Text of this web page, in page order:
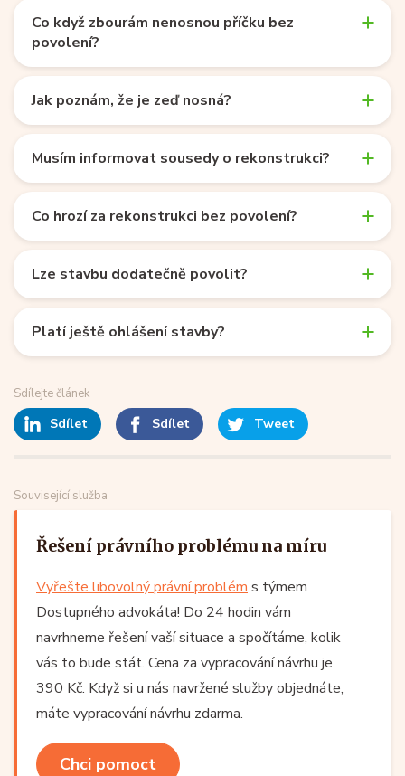
Co když zbourám nenosnou příčku bez
povolení?
Jak poznám, že je zeď nosná?
Musím informovat sousedy o rekonstrukci?
Co hrozí za rekonstrukci bez povolení?
Lze stavbu dodatečně povolit?
Platí ještě ohlášení stavby?
Sdílejte článek
Sdílet Sdílet Tweet
Související služba
Řešení právního problému na míru
Vyřešte libovolný právní problém s týmem
Dostupného advokáta! Do 24 hodin vám
navrhneme řešení vaší situace a spočítáme, kolik
vás to bude stát. Cena za vypracování návrhu je
390 Kč. Když si u nás navržené služby objednáte,
máte vypracování návrhu zdarma.
Chci pomoct